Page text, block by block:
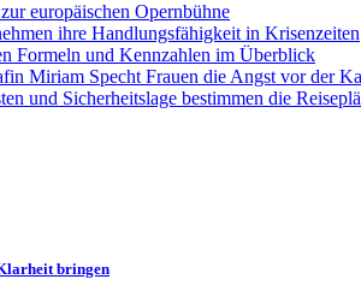
europäischen Opernbühne
ihre Handlungsfähigkeit in Krisenzeiten
Formeln und Kennzahlen im Überblick
Miriam Specht Frauen die Angst vor der
und Sicherheitslage bestimmen die
bringen